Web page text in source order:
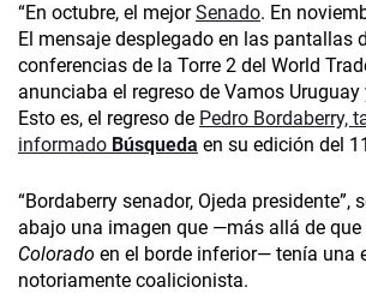
“En octubre, el mejorSenado. En
El mensaje desplegado en las pantallas
conferencias de la Torre 2 del World
anunciaba el regreso de Vamos
Esto es, el regreso de Pedro Bordaberry,
informado Búsqueda en su edición del
“Bordaberry senador, Ojeda presidente”,
abajo una imagen que —más allá de que
Colorado en el borde inferior— tenía una
notoriamente coalicionista.